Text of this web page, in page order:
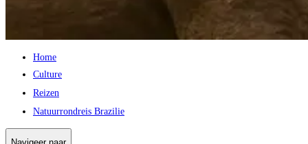
Home
Culture
Reizen
Natuurrondreis Brazilie